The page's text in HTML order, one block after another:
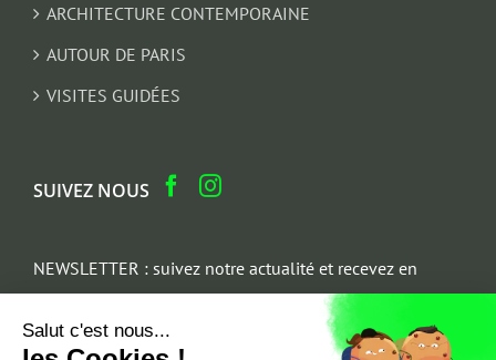
ARCHITECTURE CONTEMPORAINE
AUTOUR DE PARIS
VISITES GUIDÉES
SUIVEZ NOUS
NEWSLETTER : suivez notre actualité et recevez en
cadeau un parcours architectural du Marais
Email
Salut c'est nous...